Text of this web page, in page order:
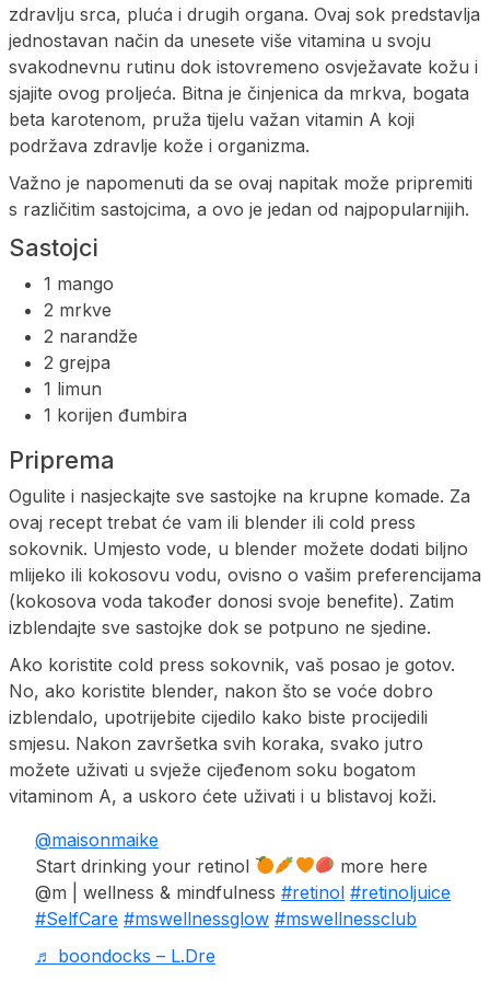
zdravlju srca, pluća i drugih organa. Ovaj sok predstavlja
jednostavan način da unesete više vitamina u svoju
svakodnevnu rutinu dok istovremeno osvježavate kožu i
sjajite ovog proljeća. Bitna je činjenica da mrkva, bogata
beta karotenom, pruža tijelu važan vitamin A koji
podržava zdravlje kože i organizma.
Važno je napomenuti da se ovaj napitak može pripremiti
s različitim sastojcima, a ovo je jedan od najpopularnijih.
Sastojci
1 mango
2 mrkve
2 narandže
2 grejpa
1 limun
1 korijen đumbira
Priprema
Ogulite i nasjeckajte sve sastojke na krupne komade. Za
ovaj recept trebat će vam ili blender ili cold press
sokovnik. Umjesto vode, u blender možete dodati biljno
mlijeko ili kokosovu vodu, ovisno o vašim preferencijama
(kokosova voda također donosi svoje benefite). Zatim
izblendajte sve sastojke dok se potpuno ne sjedine.
Ako koristite cold press sokovnik, vaš posao je gotov.
No, ako koristite blender, nakon što se voće dobro
izblendalo, upotrijebite cijedilo kako biste procijedili
smjesu. Nakon završetka svih koraka, svako jutro
možete uživati u svježe cijeđenom soku bogatom
vitaminom A, a uskoro ćete uživati i u blistavoj koži.
@maisonmaike
Start drinking your retinol
more here
@m | wellness & mindfulness #retinol #retinoljuice
#SelfCare #mswellnessglow #mswellnessclub
♬ boondocks – L.Dre